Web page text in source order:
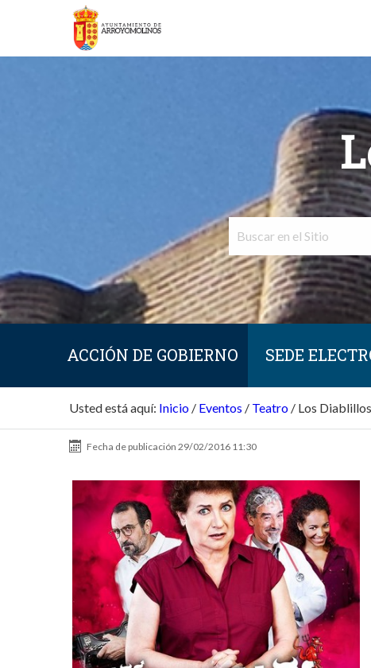
ACCIÓN DE GOBIERNO SEDE
Usted está aquí: Inicio / Eventos / Teatro / Los
Fecha de publicación 29/02/2016 11:30